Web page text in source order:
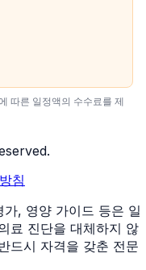
따른 일정액의 수수료를 제
침
, 영양 가이드 등은 일
료 진단을 대체하지 않
드시 자격을 갖춘 전문